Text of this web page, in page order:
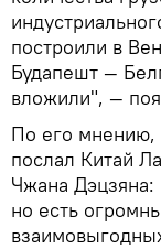
построили в
Будапешт —
вложили", —
По его мнению,
послал Китай
Чжана Дэцзяна:
но есть